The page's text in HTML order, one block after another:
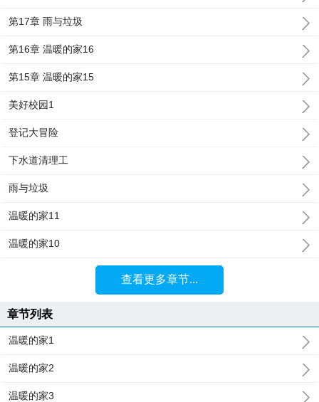
第17章 雨与垃圾
第16章 温暖的家16
第15章 温暖的家15
美好校园1
登记大冒险
下水道清理工
雨与垃圾
温暖的家11
温暖的家10
查看更多章节...
章节列表
温暖的家1
温暖的家2
温暖的家3